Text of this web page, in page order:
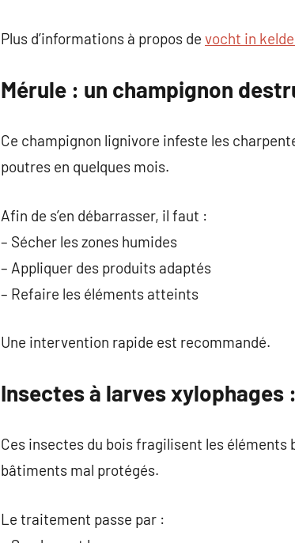
Plus d’informations à propos de vocht in
Mérule : un champignon
Ce champignon lignivore infeste les
poutres en quelques mois.
Afin de s’en débarrasser, il faut :
– Sécher les zones humides
– Appliquer des produits adaptés
– Refaire les éléments atteints
Une intervention rapide est recommandé.
Insectes à larves
Ces insectes du bois fragilisent les
bâtiments mal protégés.
Le traitement passe par :